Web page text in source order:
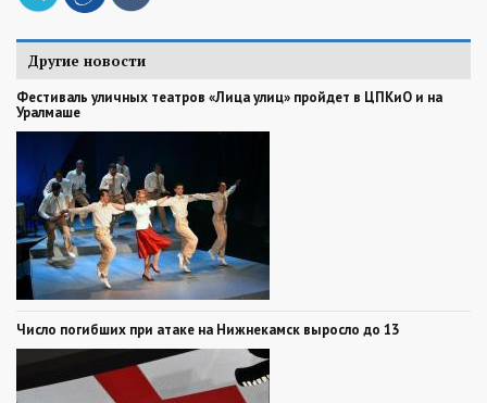
Другие новости
Фестиваль уличных театров «Лица улиц» пройдет в ЦПКиО и на
Уралмаше
Число погибших при атаке на Нижнекамск выросло до 13